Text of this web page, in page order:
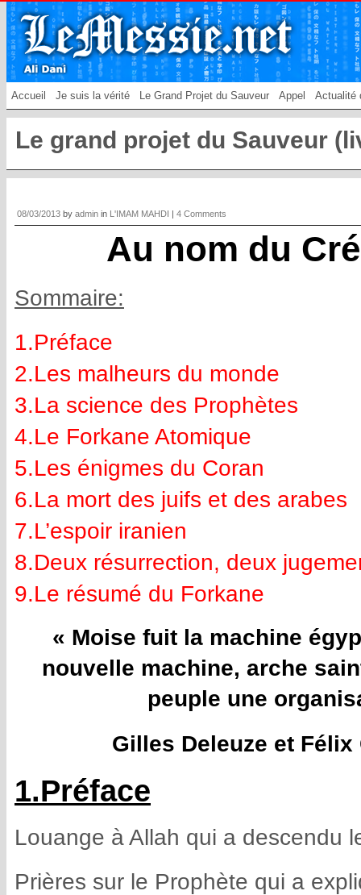
Accueil Je suis la vérité Le Grand Projet du Sauveur Appel Actualité
Le grand projet du Sauveur
08/03/2013 by admin in L'IMAM MAHDI | 4 Comments
Au nom du
Sommaire:
1.Préface
2.Les malheurs du monde
3.La science des Prophètes
4.Le Forkane Atomique
5.Les énigmes du Coran
6.La mort des juifs et des arabes
7.L’espoir iranien
8.Deux résurrection, deux
9.Le résumé du Forkane
« Moise fuit la machine
nouvelle machine, arche
peuple une
Gilles Deleuze et
1.Préface
Louange à Allah qui a descendu
Prières sur le Prophète qui a